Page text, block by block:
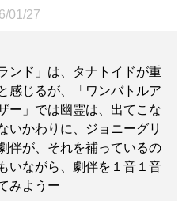
01/27
ンド」は、タナトイドが重
感じるが、「ワンバトルア
ー」では幽霊は、出てこな
いかわりに、ジョニーグリ
伴が、それを補っているの
いながら、劇伴を１音１音
みようー